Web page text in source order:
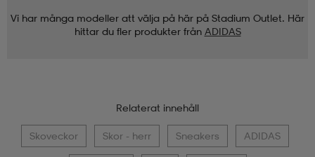
Vi har många modeller att välja på här på Stadium Outlet. Här
hittar du fler produkter från ADIDAS
Relaterat innehåll
Skoveckor Skor - herr Sneakers ADIDAS